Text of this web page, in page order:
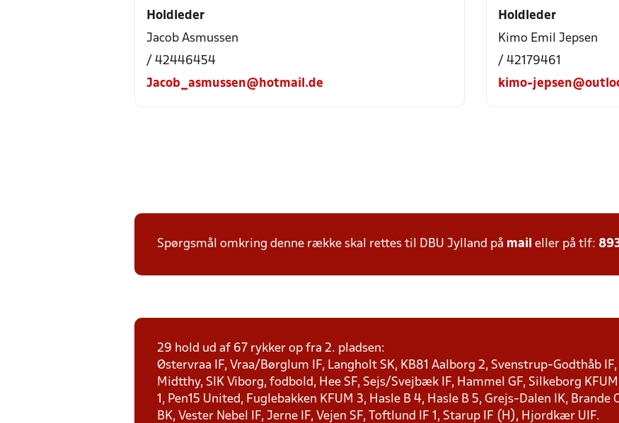
Holdleder
Jacob Asmussen
/ 42446454
Jacob_asmussen@hotmail.de
Holdleder
Kimo Emil Jepsen
/ 42179461
kimo-
Spørgsmål omkring denne række skal rettes til DBU Jylland på mail eller på tlf:
29 hold ud af 67 rykker op fra 2. pladsen:
Østervraa IF, Vraa/Børglum IF, Langholt SK, KB81 Aalborg 2, Svenstrup-Godthåb IF,
Midtthy, SIK Viborg, fodbold, Hee SF, Sejs/Svejbæk IF, Hammel GF, Silkeborg
1, Pen15 United, Fuglebakken KFUM 3, Hasle B 4, Hasle B 5, Grejs-Dalen IK, Brande
BK, Vester Nebel IF, Jerne IF, Vejen SF, Toftlund IF 1, Starup IF (H), Hjordkær UIF.